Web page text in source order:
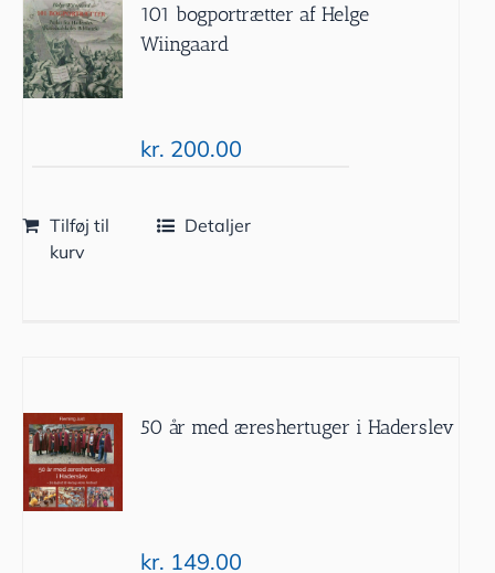
101 bogportrætter af Helge
Wiingaard
kr. 200.00
Tilføj til
kurv
Detaljer
50 år med æreshertuger i Haderslev
kr. 149.00